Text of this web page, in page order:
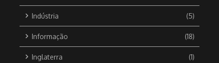
Indústria (5)
Informação (18)
Inglaterra (1)